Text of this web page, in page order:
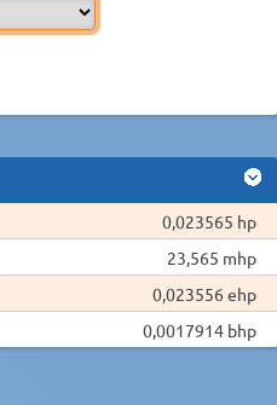
0,023565 hp
23,565 mhp
0,023556 ehp
0,0017914 bhp